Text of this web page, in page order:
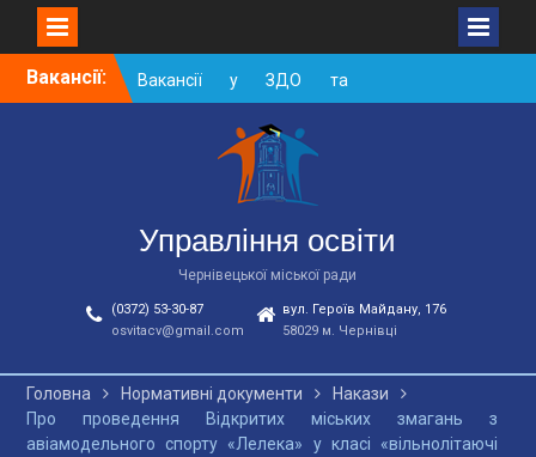
SkipВакансії:
Вакансії у ЗДО та
дошкільних підрозділах
ЗЗСО станом на
01.08.2026 р.
Вакансії ЗЗСО серпень
Вакансії ЗЗСО червень
2026
Управління освіти
Чернівецької міської ради
(0372) 53-30-87
osvitacv@gmail.com
вул. Героїв Майдану, 176
58029 м. Чернівці
Головна Нормативні документи
Накази
Про проведення Відкритих міських змагань з
авіамодельного спорту «Лелека» у класі «вільнолітаючі